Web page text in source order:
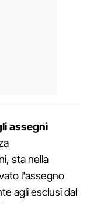
assegni
sta nella
l'assegno
agli esclusi dal